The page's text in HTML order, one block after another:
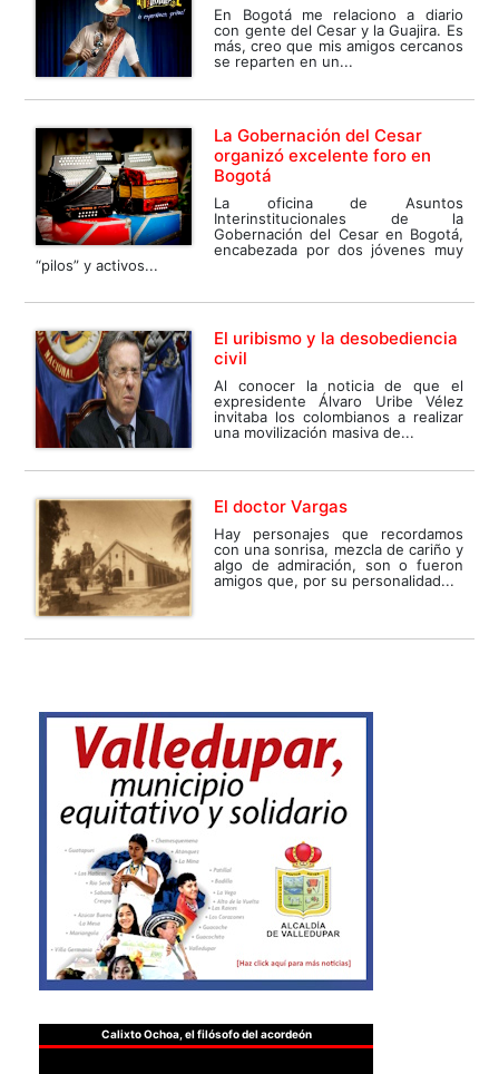
En Bogotá me relaciono a diario
con gente del Cesar y la Guajira. Es
más, creo que mis amigos cercanos
se reparten en un...
La Gobernación del Cesar
organizó excelente foro en
Bogotá
La oficina de Asuntos
Interinstitucionales de la
Gobernación del Cesar en Bogotá,
encabezada por dos jóvenes muy
“pilos” y activos...
El uribismo y la desobediencia
civil
Al conocer la noticia de que el
expresidente Álvaro Uribe Vélez
invitaba los colombianos a realizar
una movilización masiva de...
El doctor Vargas
Hay personajes que recordamos
con una sonrisa, mezcla de cariño y
algo de admiración, son o fueron
amigos que, por su personalidad...
Calixto Ochoa, el filósofo del acordeón